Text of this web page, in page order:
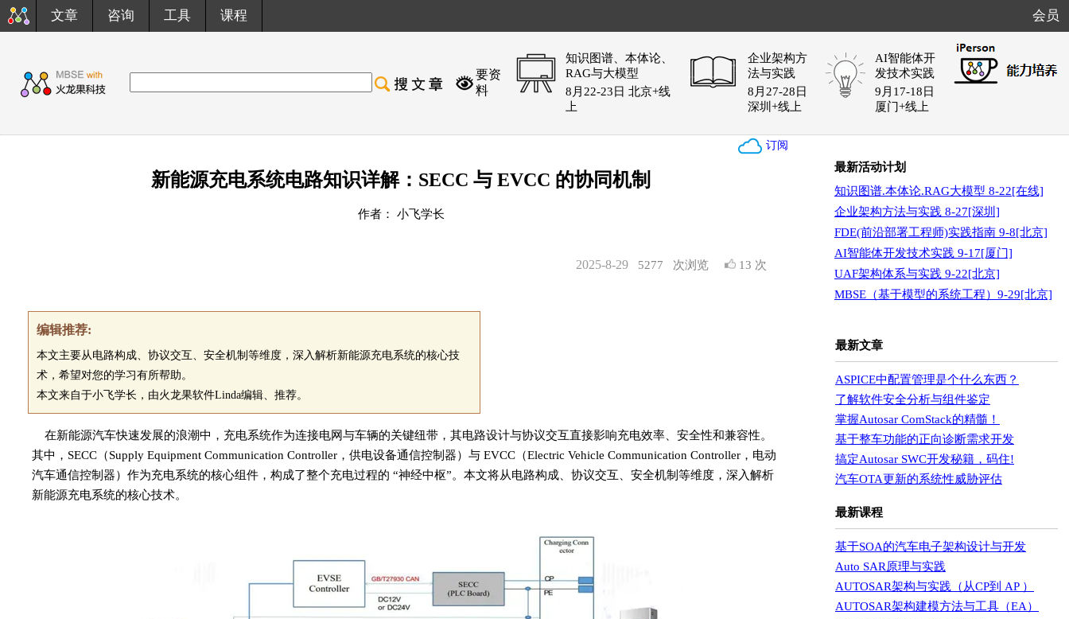
文章 咨询 工具 课程 会员
要资
料
知识图谱、本体论、
RAG与大模型
8月22-23日 北京+线
上
企业架构方
法与实践
8月27-28日
深圳+线上
AI智能体开
发技术实践
9月17-18日
厦门+线上
订阅
新能源充电系统电路知识详解：SECC 与 EVCC 的协同机制
作者： 小飞学长
5277 次浏览 13 次
2025-8-29
编辑推荐:
本文主要从电路构成、协议交互、安全机制等维度，深入解析新能源充电系统的核心技
术，希望对您的学习有所帮助。
本文来自于小飞学长，由火龙果软件Linda编辑、推荐。
在新能源汽车快速发展的浪潮中，充电系统作为连接电网与车辆的关键纽带，其电路设计与协议交互直接影响充电效率、安全性和兼容性。
其中，SECC（Supply Equipment Communication Controller，供电设备通信控制器）与 EVCC（Electric Vehicle Communication Controller，电动
汽车通信控制器）作为充电系统的核心组件，构成了整个充电过程的 “神经中枢”。本文将从电路构成、协议交互、安全机制等维度，深入解析
新能源充电系统的核心技术。
最新活动计划
知识图谱.本体论.RAG大模型 8-22[在线]
企业架构方法与实践 8-27[深圳]
FDE(前沿部署工程师)实践指南 9-8[北京]
AI智能体开发技术实践 9-17[厦门]
UAF架构体系与实践 9-22[北京]
MBSE（基于模型的系统工程）9-29[北京]
最新文章
ASPICE中配置管理是个什么东西？
了解软件安全分析与组件鉴定
掌握Autosar ComStack的精髓！
基于整车功能的正向诊断需求开发
搞定Autosar SWC开发秘籍，码住!
汽车OTA更新的系统性威胁评估
最新课程
基于SOA的汽车电子架构设计与开发
Auto SAR原理与实践
AUTOSAR架构与实践（从CP到 AP ）
AUTOSAR架构建模方法与工具（EA）